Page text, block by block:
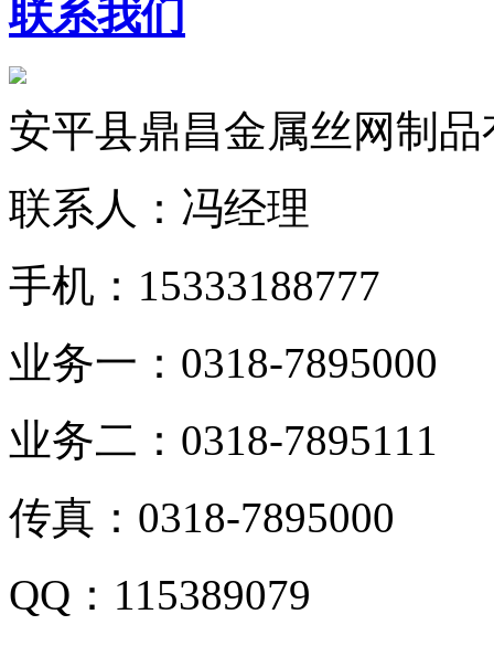
联系我们
安平县鼎昌金属丝网制
联系人：冯经理
手机：15333188777
业务一：0318-7895000
业务二：0318-7895111
传真：0318-7895000
QQ：115389079